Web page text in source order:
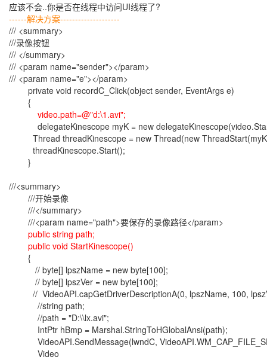
应该不会..你是否在线程中访问UI线程了?
------解决方案--------------------
/// <summary>
///录像按钮
/// </summary>
/// <param name="sender"></param>
/// <param name="e"></param>
private void recordC_Click(object sender, EventArgs e)
{
video.path=@"d:\1.avi";
delegateKinescope myK = new
Thread threadKinescope = new Thread(new
threadKinescope.Start();
}
///<summary>
///开始录像
///</summary>
///<param name="path">要保存的录像路径</param>
public string path;
public void StartKinescope()
{
// byte[] lpszName = new byte[100];
// byte[] lpszVer = new byte[100];
// VideoAPI.capGetDriverDescriptionA(0, lpszName, 100,
//string path;
//path = "D:\\lx.avi";
IntPtr hBmp = Marshal.StringToHGlobalAnsi(path);
VideoAPI.SendMessage(lwndC,
Video